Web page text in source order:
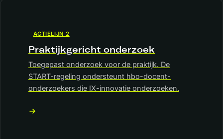
ACTIELIJN 2
Praktijkgericht onderzoek
Toegepast onderzoek voor de praktijk. De
START-regeling ondersteunt hbo-docent-
onderzoekers die IX-innovatie onderzoeken.